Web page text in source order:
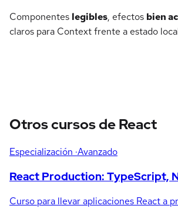
Componentes legibles, efectos bien
claros para Context frente a estado
Otros cursos de React
Especialización ·Avanzado
React Production: TypeScript,
Curso para llevar aplicaciones React a